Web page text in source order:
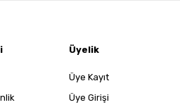
Üyelik
Üye Kayıt
Üye Girişi